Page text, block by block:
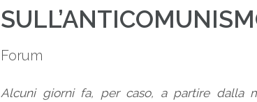
Forum
Alcuni giorni fa, per caso, a partire dalla